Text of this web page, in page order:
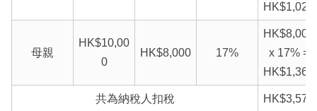
HK$1,020
母親
HK$10,00
0
HK$8,000 17%
HK$8,000
x 17% =
HK$1,360
共為納稅人扣稅 HK$3,570